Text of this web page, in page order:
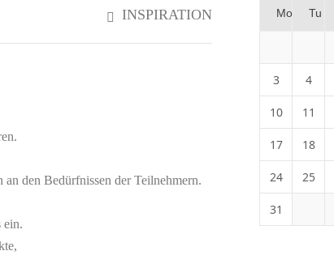
INSPIRATION
an den Bedürfnissen der Teilnehmern.
ein.
Mo Tu
3 4
10 11
17 18
24 25
31